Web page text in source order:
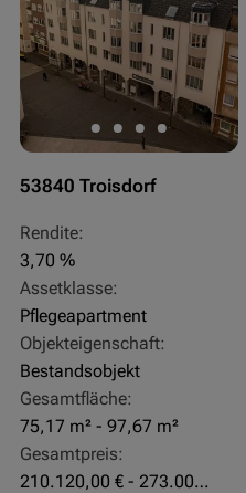
53840 Troisdorf
Rendite:
3,70 %
Assetklasse:
Pflegeapartment
Objekteigenschaft:
Bestandsobjekt
Gesamtfläche:
75,17 m² - 97,67 m²
Gesamtpreis:
210.120,00 € - 273.003,24 €